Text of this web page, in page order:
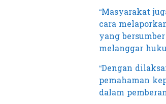
“Masyarakat
cara
yang
melanggar
“Dengan
pemahaman
dalam